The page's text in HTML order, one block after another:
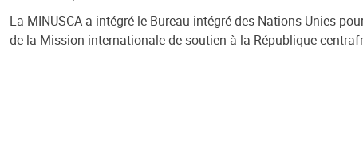
La MINUSCA a intégré le Bureau intégré des Nations Unies
de la Mission internationale de soutien à la République